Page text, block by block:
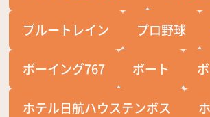
ブルートレイン プロ野球
ボーイング767 ボート
ホテル日航ハウステンボス